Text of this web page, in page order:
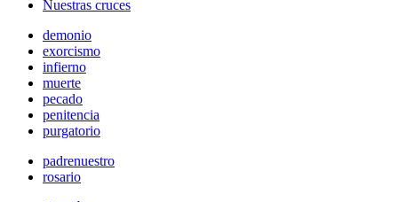
Nuestras cruces
demonio
exorcismo
infierno
muerte
pecado
penitencia
purgatorio
padrenuestro
rosario